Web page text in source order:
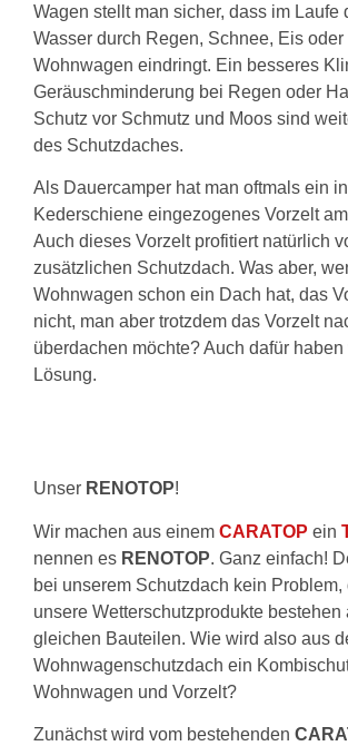
Wagen stellt man sicher, dass im Laufe
Wasser durch Regen, Schnee, Eis
Wohnwagen eindringt. Ein besseres
Geräuschminderung bei Regen oder
Schutz vor Schmutz und Moos sind
des Schutzdaches.
Als Dauercamper hat man oftmals ein
Kederschiene eingezogenes Vorzelt
Auch dieses Vorzelt profitiert natürlich
zusätzlichen Schutzdach. Was aber,
Wohnwagen schon ein Dach hat, das
nicht, man aber trotzdem das Vorzelt
überdachen möchte? Auch dafür
Lösung.
Unser RENOTOP!
Wir machen aus einem CARATOP ein
nennen es RENOTOP. Ganz einfach!
bei unserem Schutzdach kein
unsere Wetterschutzprodukte bestehen
gleichen Bauteilen. Wie wird also aus
Wohnwagenschutzdach ein
Wohnwagen und Vorzelt?
Zunächst wird vom bestehenden